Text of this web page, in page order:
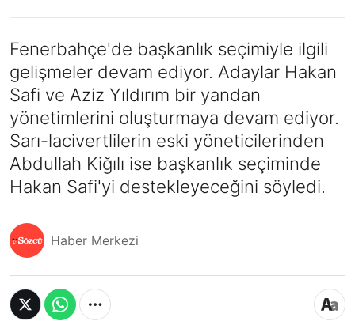
Fenerbahçe'de başkanlık seçimiyle ilgili
gelişmeler devam ediyor. Adaylar Hakan
Safi ve Aziz Yıldırım bir yandan
yönetimlerini oluşturmaya devam ediyor.
Sarı-lacivertlilerin eski yöneticilerinden
Abdullah Kiğılı ise başkanlık seçiminde
Hakan Safi'yi destekleyeceğini söyledi.
Haber Merkezi